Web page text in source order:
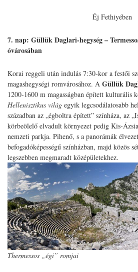
Éj Fethiyében
7. nap: Güllük Daglari-hegység –
óvárosában
Korai reggeli után indulás 7:30-kor a festői
magashegységi romvárosához. A Güllük
1200-1600 m magasságban épített kulturális
Hellenisztikus világ egyik legcsodálatosabb
században az „égboltra épített” színháza, az
körbeölelő elvadult környezet pedig Kis-
nemzeti parkja. Pihenő, s a panorámák
befogadóképességű színházban, majd közös
legszebben megmaradt középületekhez.
Thermessos „égi” romjai